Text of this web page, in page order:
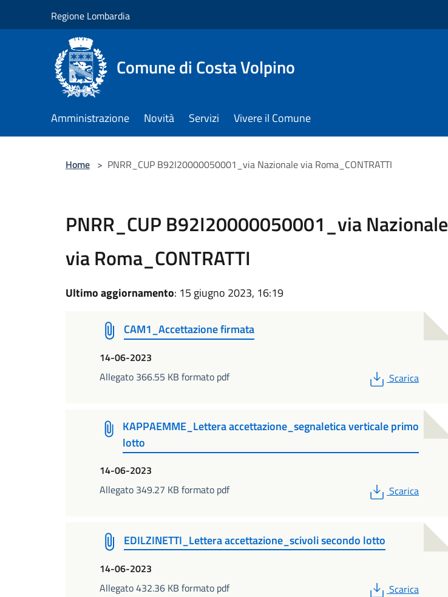
Regione Lombardia
Comune di Costa Volpino
Amministrazione Novità Servizi Vivere il Comune
Home > PNRR_CUP B92I20000050001_via Nazionale via Roma_CONTRATTI
PNRR_CUP B92I20000050001_via Nazionale
via Roma_CONTRATTI
Ultimo aggiornamento: 15 giugno 2023, 16:19
CAM1_Accettazione firmata
14-06-2023
Allegato 366.55 KB formato pdf
PDF
Scarica
KAPPAEMME_Lettera accettazione_segnaletica verticale primo
lotto
14-06-2023
Allegato 349.27 KB formato pdf
PDF
Scarica
EDILZINETTI_Lettera accettazione_scivoli secondo lotto
14-06-2023
Allegato 432.36 KB formato pdf
PDF
Scarica